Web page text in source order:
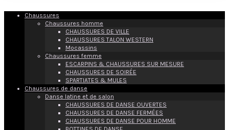
Chaussures
Chaussures homme
CHAUSSURES DE VILLE
CHAUSSURES TALON WESTERN
Mocassins
Chaussures femme
ESCARPINS & CHAUSSURES SUR MESURE
CHAUSSURES DE SOIRÉE
SPARTIATES & MULES
Chaussures de danse
Danse latine et de salon
CHAUSSURES DE DANSE OUVERTES
CHAUSSURES DE DANSE FERMÉES
CHAUSSURES DE DANSE POUR HOMME